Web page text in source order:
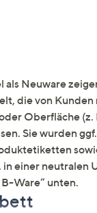
Neuware
die von
Oberfläche
Sie wurden
einer neutralen
Ware“ unten.